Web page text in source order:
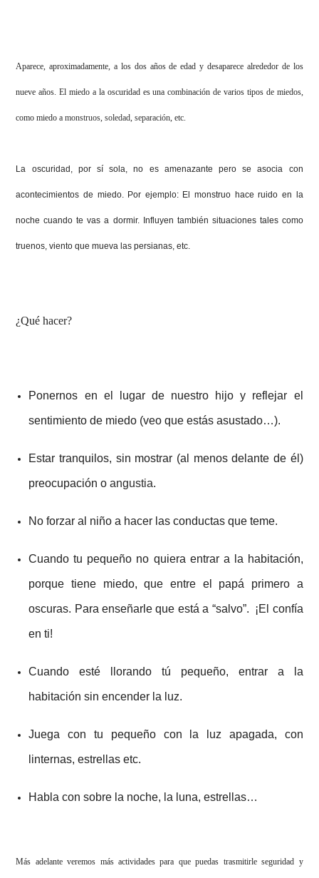
Aparece, aproximadamente, a los dos años de edad y desaparece alrededor de los
nueve años. El miedo a la oscuridad es una combinación de varios tipos de miedos,
como miedo amonstruos,soledad,separación, etc.
La oscuridad, por sí sola, no es amenazante pero se asocia con
acontecimientos de miedo. Por ejemplo: El monstruo hace ruido en la
noche cuando te vas a dormir. Influyen también situaciones tales como
truenos, viento que mueva las persianas, etc.
¿Qué hacer?
Ponernos en el lugar de nuestro hijo y reflejar el
sentimiento de miedo (veo que estás asustado…).
Estar tranquilos, sin mostrar (al menos delante de él)
preocupación oangustia.
No forzar al niño a hacer las conductas que teme.
Cuando tu pequeño no quiera entrar a la habitación,
porque tiene miedo, que entre el papá primero a
oscuras. Para enseñarle que está a “salvo”. ¡El confía
en ti!
Cuando esté llorando tú pequeño, entrar a la
habitación sin encender la luz.
Juega con tu pequeño con la luz apagada, con
linternas, estrellas etc.
Habla con sobre la noche, la luna, estrellas…
Más adelante veremos más actividades para que puedas trasmitirle seguridad y